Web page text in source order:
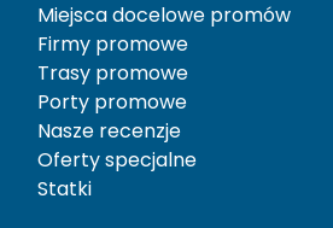
Miejsca docelowe promów
Firmy promowe
Trasy promowe
Porty promowe
Nasze recenzje
Oferty specjalne
Statki